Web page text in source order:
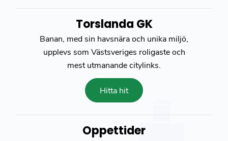
Torslanda GK
Banan, med sin havsnära och unika miljö,
upplevs som Västsveriges roligaste och
mest utmanande citylinks.
Hitta hit
Öppettider